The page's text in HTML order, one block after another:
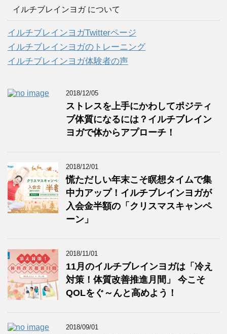
イルチブレインヨガ について
イルチブレインヨガTwitterページ
イルチブレインヨガのトレーニング
イルチブレインヨガ体験者の声
2018/12/05
ストレスを上手にかわしてポジティ
ブ体質になるには？イルチブレイン
ヨガで体からアプローチ！
2018/12/01
慌ただしい年末こそ瞑想タイムで集
中力アップ！イルチブレインヨガが
入会金半額の「クリスマスキャンペ
ーン」
2018/11/01
11月のイルチブレインヨガは「冷え
対策！体質改善推進月間」 今こそ
QOLをぐ～んと高めよう！
2018/09/01